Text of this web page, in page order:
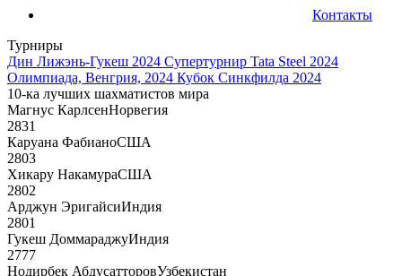
Контакты
Турниры
Дин Лижэнь-Гукеш 2024 Супертурнир Tata Steel 2024
Олимпиада, Венгрия, 2024 Кубок Синкфилда 2024
10-ка лучших шахматистов мира
Магнус КарлсенНорвегия
2831
Каруана ФабианоСША
2803
Хикару НакамураСША
2802
Арджун ЭригайсиИндия
2801
Гукеш ДоммараджуИндия
2777
Нодирбек АбдусатторовУзбекистан